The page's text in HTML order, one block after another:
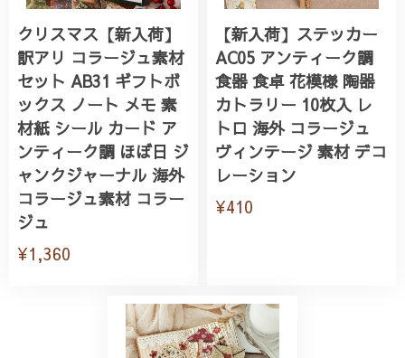
クリスマス【新入荷】
訳アリ コラージュ素材
セット AB31 ギフトボ
ックス ノート メモ 素
材紙 シール カード ア
ンティーク調 ほぼ日 ジ
ャンクジャーナル 海外
コラージュ素材 コラー
ジュ
¥1,360
【新入荷】ステッカー
AC05 アンティーク調
食器 食卓 花模様 陶器
カトラリー 10枚入 レ
トロ 海外 コラージュ
ヴィンテージ 素材 デコ
レーション
¥410